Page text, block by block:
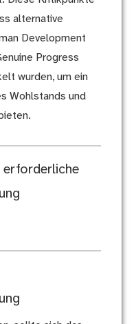
alternative
Development
Progress
wurden, um ein
Wohlstands und
erforderliche